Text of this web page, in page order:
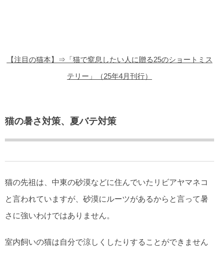
【注目の猫本】⇒「猫で窒息したい人に贈る25のショートミス
テリー」（25年4月刊行）
猫の暑さ対策、夏バテ対策
猫の先祖は、中東の砂漠などに住んでいたリビアヤマネコ
と言われていますが、砂漠にルーツがあるからと言って暑
さに強いわけではありません。
室内飼いの猫は自分で涼しくしたりすることができません
猫のゲーム・アプリ
猫のフリー写真素材